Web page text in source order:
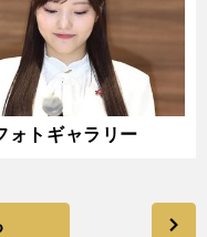
ォトギャラリー